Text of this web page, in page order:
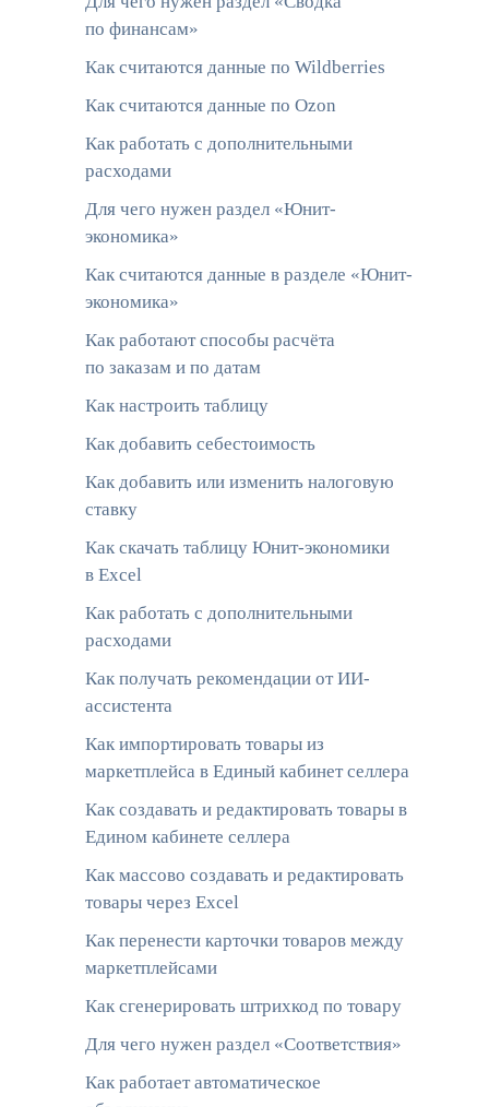
по финансам»
Как считаются данные по Wildberries
Как считаются данные по Ozon
Как работать с дополнительными
расходами
Для чего нужен раздел «Юнит-
экономика»
Как считаются данные в разделе «Юнит-
экономика»
Как работают способы расчёта
по заказам и по датам
Как настроить таблицу
Как добавить себестоимость
Как добавить или изменить налоговую
ставку
Как скачать таблицу Юнит-экономики
в Excel
Как работать с дополнительными
расходами
Как получать рекомендации от ИИ-
ассистента
Как импортировать товары из
маркетплейса в Единый кабинет селлера
Как создавать и редактировать товары в
Едином кабинете селлера
Как массово создавать и редактировать
товары через Excel
Как перенести карточки товаров между
маркетплейсами
Как сгенерировать штрихкод по товару
Для чего нужен раздел «Соответствия»
Как работает автоматическое